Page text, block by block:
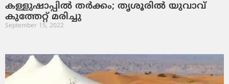
കള്ളുഷാപ്പില്‍ തര്‍ക്കം; തൃശൂരില്‍ യുവാവ്
കുത്തേറ്റ് മരിച്ചു
September 15, 2022